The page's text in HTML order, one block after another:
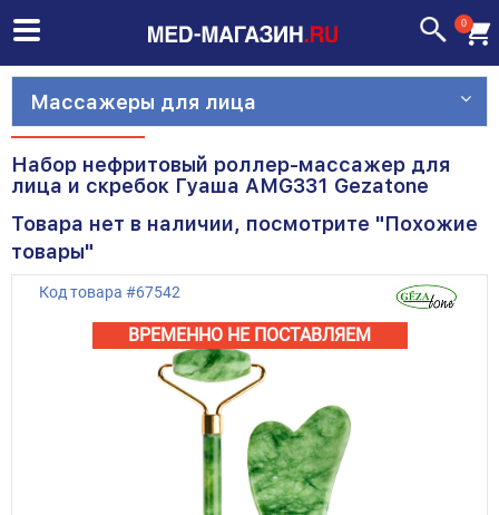
0
Массажеры для лица
Набор нефритовый роллер-массажер для
лица и скребок Гуаша AMG331 Gezatone
Товара нет в наличии, посмотрите "Похожие
товары"
Код товара #67542
ВРЕМЕННО НЕ ПОСТАВЛЯЕМ